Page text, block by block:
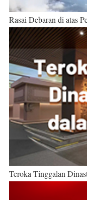
Rasai Debaran di atas
Teroka Tinggalan